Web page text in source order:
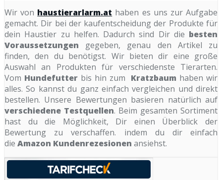
Wir von haustierarlarm.at haben es uns zur Aufgabe
gemacht. Dir bei der kaufentscheidung der Produkte für
dein Haustier zu helfen. Dadurch sind Dir die besten
Voraussetzungen gegeben, genau den Artikel zu
finden, den du benötigst. Wir bieten dir eine große
Auswahl an Produkten für verschiedenste Tierarten.
Vom Hundefutter bis hin zum Kratzbaum haben wir
alles. So kannst du ganz einfach vergleichen und direkt
bestellen. Unsere Bewertungen basieren natürlich auf
verschiedene Testquellen. Beim gesamten Sortiment
hast du die Möglichkeit, Dir einen Überblick der
Bewertung zu verschaffen. indem du dir einfach
die Amazon Kundenrezesionen ansiehst.